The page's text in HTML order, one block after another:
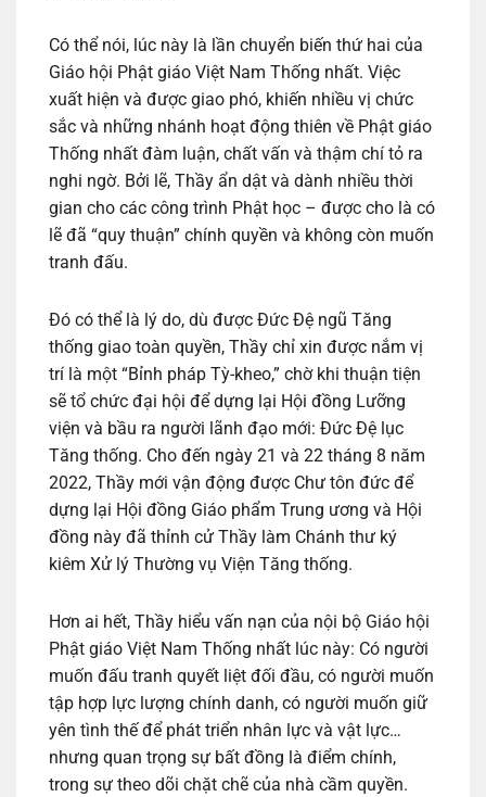
Có thể nói, lúc này là lần chuyển biến thứ hai của
Giáo hội Phật giáo Việt Nam Thống nhất. Việc
xuất hiện và được giao phó, khiến nhiều vị chức
sắc và những nhánh hoạt động thiên về Phật giáo
Thống nhất đàm luận, chất vấn và thậm chí tỏ ra
nghi ngờ. Bởi lẽ, Thầy ẩn dật và dành nhiều thời
gian cho các công trình Phật học – được cho là có
lẽ đã “quy thuận” chính quyền và không còn muốn
tranh đấu.
Đó có thể là lý do, dù được Đức Đệ ngũ Tăng
thống giao toàn quyền, Thầy chỉ xin được nắm vị
trí là một “Bỉnh pháp Tỳ-kheo,” chờ khi thuận tiện
sẽ tổ chức đại hội để dựng lại Hội đồng Lưỡng
viện và bầu ra người lãnh đạo mới: Đức Đệ lục
Tăng thống. Cho đến ngày 21 và 22 tháng 8 năm
2022, Thầy mới vận động được Chư tôn đức để
dựng lại Hội đồng Giáo phẩm Trung ương và Hội
đồng này đã thỉnh cử Thầy làm Chánh thư ký
kiêm Xử lý Thường vụ Viện Tăng thống.
Hơn ai hết, Thầy hiểu vấn nạn của nội bộ Giáo hội
Phật giáo Việt Nam Thống nhất lúc này: Có người
muốn đấu tranh quyết liệt đối đầu, có người muốn
tập hợp lực lượng chính danh, có người muốn giữ
yên tình thế để phát triển nhân lực và vật lực…
nhưng quan trọng sự bất đồng là điểm chính,
trong sự theo dõi chặt chẽ của nhà cầm quyền.